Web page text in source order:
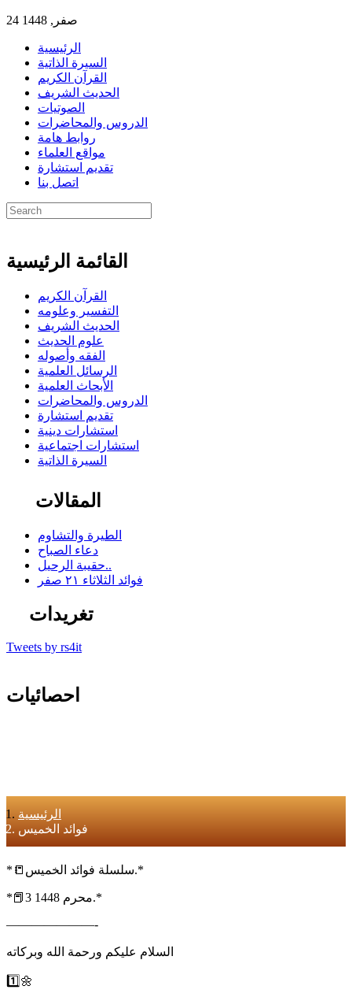
24 صفر, 1448
الرئيسية
السيرة الذاتية
القرآن الكريم
الحديث الشريف
الصوتيات
الدروس والمحاضرات
روابط هامة
مواقع العلماء
تقديم استشارة
اتصل بنا
القائمة الرئيسية
القرآن الكريم
التفسير وعلومه
الحديث الشريف
علوم الحديث
الفقه وأصوله
الرسائل العلمية
الأبحاث العلمية
الدروس والمحاضرات
تقديم استشارة
استشارات دينية
استشارات اجتماعية
السيرة الذاتية
المقالات
الطيرة والتشاوم
دعاء الصباح
حقيبة الرحيل..
فوائد الثلاثاء ٢١ صفر
تغريدات
Tweets by rs4it
احصائيات
الرئيسية
فوائد الخميس
*📒سلسلة فوائد الخميس.*
*📕3 محرم 1448.*
———————-
السلام عليكم ورحمة الله وبركاته
1️⃣🌼